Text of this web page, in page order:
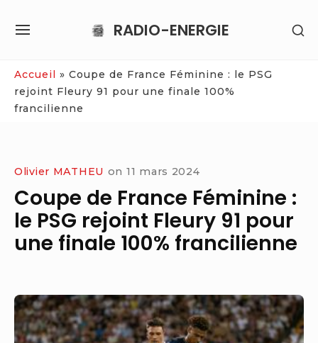
RADIO-ENERGIE
SITE
Accueil » Coupe de France Féminine : le PSG
rejoint Fleury 91 pour une finale 100%
francilienne
Olivier MATHEU on 11 mars 2024
Coupe de France Féminine :
le PSG rejoint Fleury 91 pour
une finale 100% francilienne